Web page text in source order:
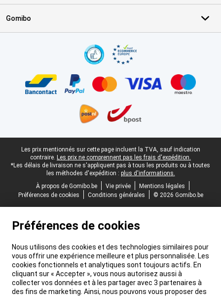
Gomibo
Pied-de-page légal
Les prix mentionnés sur cette page incluent la TVA, sauf indication
contraire. Les prix ne comprennent pas les frais d'expédition.
*Les délais de livraison ne s'appliquent pas à tous les produits ou à toutes
les méthodes d'expédition : plus d'informations.
À propos de Gomibo.be
Vie privée
Mentions légales
Préférences de cookies
Conditions générales © 2026 Gomibo.be
Préférences de cookies
Nous utilisons des cookies et des technologies similaires pour
vous offrir une expérience meilleure et plus personnalisée. Les
cookies fonctionnels et analytiques sont toujours actifs. En
cliquant sur « Accepter », vous nous autorisez aussi à
collecter vos données et à les partager avec 3 partenaires à
des fins de marketing. Ainsi, nous pouvons vous proposer des